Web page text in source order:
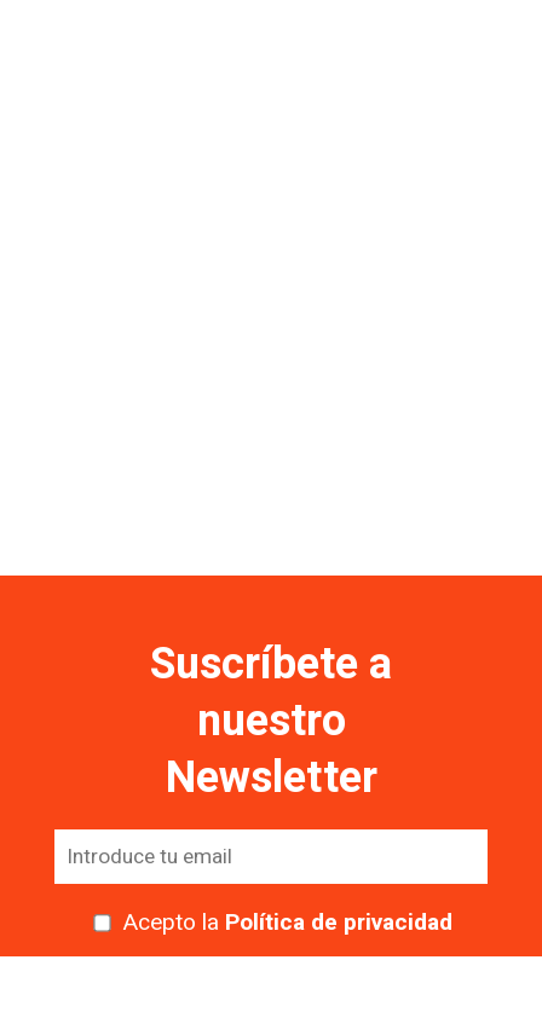
Suscríbete a
nuestro
Newsletter
Acepto la Política de privacidad